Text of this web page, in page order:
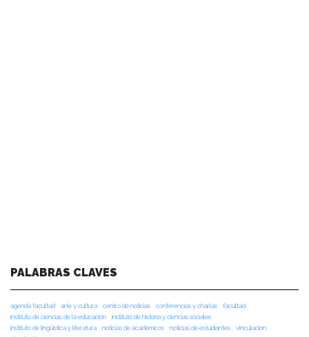
PALABRAS CLAVES
agenda facultad arte y cultura centro de noticias conferencias y charlas
facultad
instituto de ciencias de la educación
instituto de historia y ciencias sociales
instituto de lingüística y literatura
noticias de académicos noticias de estudiantes
vinculacion